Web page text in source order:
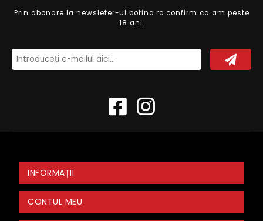
Prin abonare la newsleter-ul botina.ro confirm ca am peste
18 ani.
INFORMAȚII
CONTUL MEU